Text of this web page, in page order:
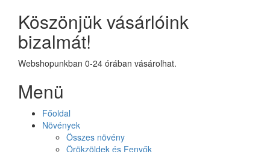
Köszönjük vásárlóink
bizalmát!
Webshopunkban 0-24 órában vásárolhat.
Menü
Főoldal
Növények
Összes növény
Örökzöldek és Fenyők